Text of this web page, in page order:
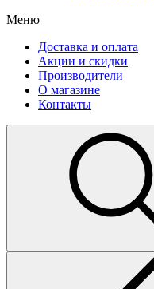
Меню
Доставка и оплата
Акции и скидки
Производители
О магазине
Контакты